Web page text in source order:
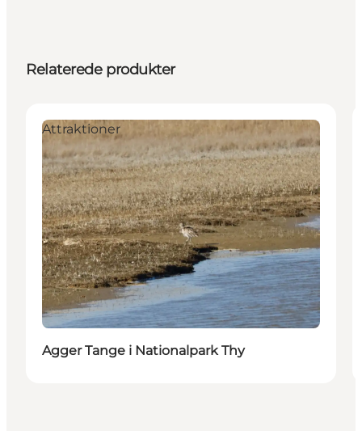
Relaterede produkter
Attraktioner
Agger Tange i Nationalpark Thy